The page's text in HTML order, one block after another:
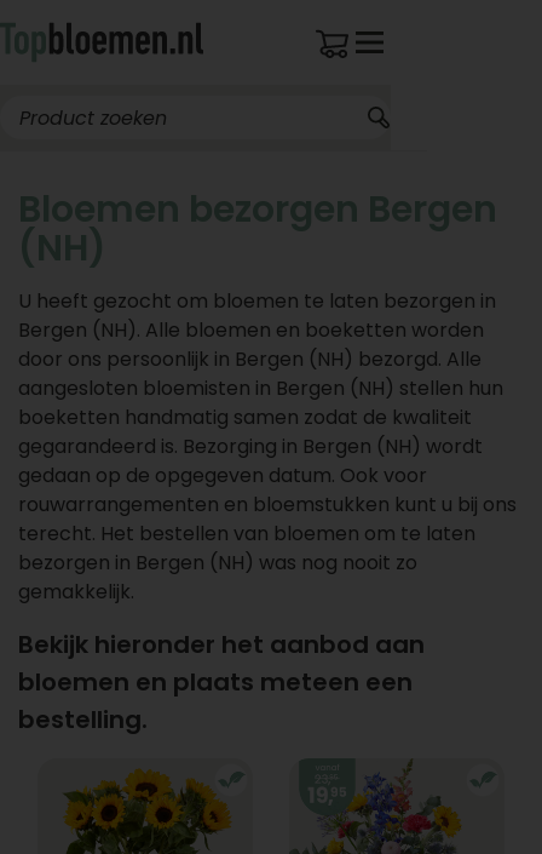
Bloemen bezorgen Bergen
(NH)
U heeft gezocht om bloemen te laten bezorgen in
Bergen (NH). Alle bloemen en boeketten worden
door ons persoonlijk in Bergen (NH) bezorgd. Alle
aangesloten bloemisten in Bergen (NH) stellen hun
boeketten handmatig samen zodat de kwaliteit
gegarandeerd is. Bezorging in Bergen (NH) wordt
gedaan op de opgegeven datum. Ook voor
rouwarrangementen en bloemstukken kunt u bij ons
terecht. Het bestellen van bloemen om te laten
bezorgen in Bergen (NH) was nog nooit zo
gemakkelijk.
Bekijk hieronder het aanbod aan
bloemen en plaats meteen een
bestelling.